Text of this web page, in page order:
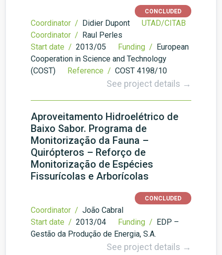
CONCLUDED
Coordinator / Didier Dupont
UTAD/CITAB
Coordinator / Raul Perles
Start date / 2013/05 Funding / European
Cooperation in Science and Technology
(COST)
Reference / COST 4198/10
See project details →
Aproveitamento Hidroelétrico de
Baixo Sabor. Programa de
Monitorização da Fauna –
Quirópteros – Reforço de
Monitorização de Espécies
Fissurícolas e Arborícolas
CONCLUDED
Coordinator / João Cabral
Start date / 2013/04 Funding / EDP –
Gestão da Produção de Energia, S.A.
See project details →